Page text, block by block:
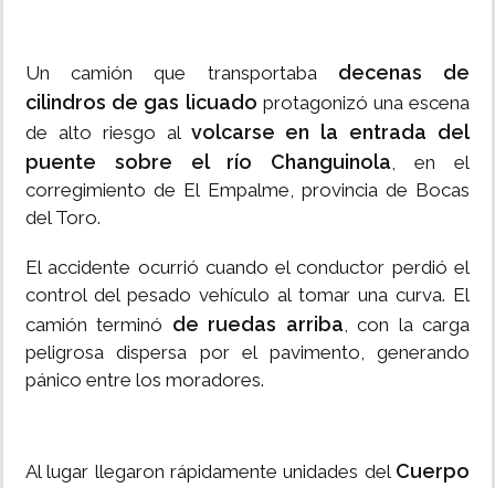
Un camión que transportaba decenas de
cilindros de gas licuado protagonizó una escena
de alto riesgo al volcarse en la entrada del
puente sobre el río Changuinola, en el
corregimiento de El Empalme, provincia de Bocas
del Toro.
El accidente ocurrió cuando el conductor perdió el
control del pesado vehículo al tomar una curva. El
camión terminó de ruedas arriba, con la carga
peligrosa dispersa por el pavimento, generando
pánico entre los moradores.
Al lugar llegaron rápidamente unidades del Cuerpo